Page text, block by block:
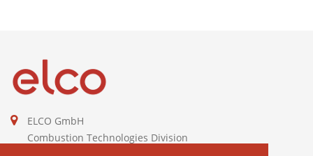
ELCO GmbH
Combustion Technologies Division